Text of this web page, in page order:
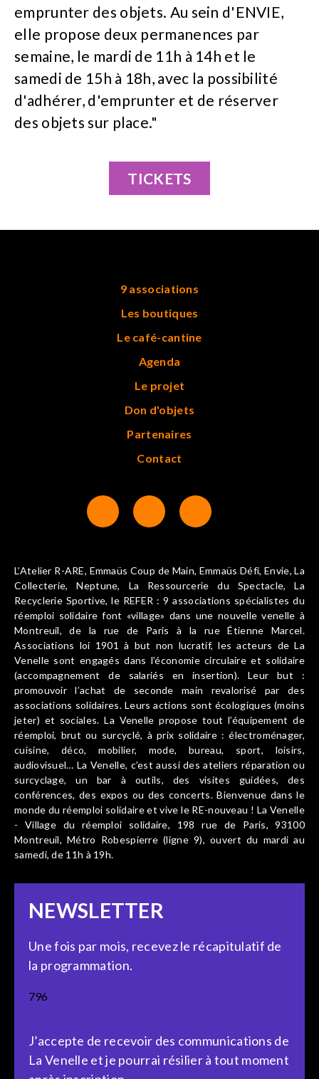
emprunter des objets. Au sein d'ENVIE,
elle propose deux permanences par
semaine, le mardi de 11h à 14h et le
samedi de 15h à 18h, avec la possibilité
d'adhérer, d'emprunter et de réserver
des objets sur place."
TICKETS
9 associations
Les boutiques
Le café-cantine
Agenda
Le projet
Don d'objets
Partenaires
Contact
L’Atelier R-ARE, Emmaüs Coup de Main, Emmaüs Défi, Envie, La
Collecterie, Neptune, La Ressourcerie du Spectacle, La
Recyclerie Sportive, le REFER : 9 associations spécialistes du
réemploi solidaire font «village» dans une nouvelle venelle à
Montreuil, de la rue de Paris à la rue Étienne Marcel.
Associations loi 1901 à but non lucratif, les acteurs de La
Venelle sont engagés dans l’économie circulaire et solidaire
(accompagnement de salariés en insertion). Leur but :
promouvoir l’achat de seconde main revalorisé par des
associations solidaires. Leurs actions sont écologiques (moins
jeter) et sociales. La Venelle propose tout l’équipement de
réemploi, brut ou surcyclé, à prix solidaire : électroménager,
cuisine, déco, mobilier, mode, bureau, sport, loisirs,
audiovisuel… La Venelle, c’est aussi des ateliers réparation ou
surcyclage, un bar à outils, des visites guidées, des
conférences, des expos ou des concerts. Bienvenue dans le
monde du réemploi solidaire et vive le RE-nouveau ! La Venelle
- Village du réemploi solidaire, 198 rue de Paris, 93100
Montreuil, Métro Robespierre (ligne 9), ouvert du mardi au
samedi, de 11h à 19h.
NEWSLETTER
Une fois par mois, recevez le récapitulatif de
la programmation.
796
J’accepte de recevoir des communications de
La Venelle et je pourrai résilier à tout moment